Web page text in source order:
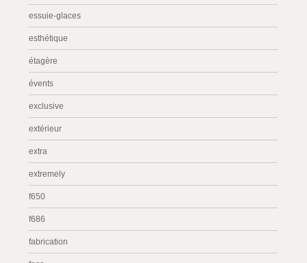
essuie-glaces
esthétique
étagère
évents
exclusive
extérieur
extra
extremely
f650
f686
fabrication